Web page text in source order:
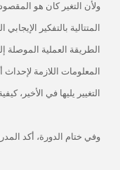
ولأن التغير كان هو
المتتالية بالتفكير
الطريقة العملية
المعلومات اللازمة
التغيير يليها في الأخير،
وفي ختام الدورة، أكد